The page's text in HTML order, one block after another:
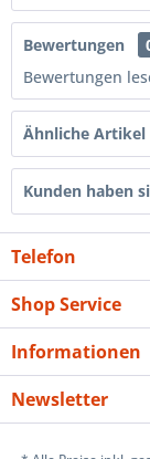
Bewertungen
Bewertungen
Ähnliche Artikel
Kunden haben
Telefon
Shop Service
Informationen
Newsletter